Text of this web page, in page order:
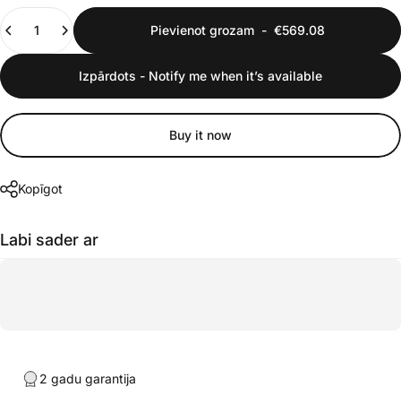
Pievienot grozam- €569.08
Izpārdots - Notify me when it’s available
Buy it now
Kopīgot
Labi sader ar
2 gadu garantija